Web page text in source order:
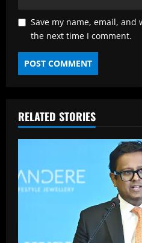
Save my name, email,
the next time I comment.
RELATED STORIES